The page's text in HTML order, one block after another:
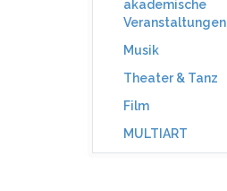
akademische
Veranstaltungen
Musik
Theater & Tanz
Film
MULTIART